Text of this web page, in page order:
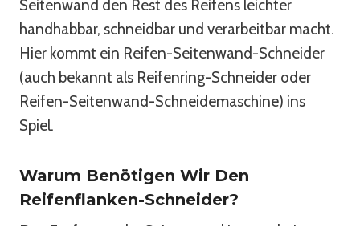
Seitenwand den Rest des Reifens leichter
handhabbar, schneidbar und verarbeitbar macht.
Hier kommt ein Reifen-Seitenwand-Schneider
(auch bekannt als Reifenring-Schneider oder
Reifen-Seitenwand-Schneidemaschine) ins
Spiel.
Warum Benötigen Wir Den
Reifenflanken-Schneider?